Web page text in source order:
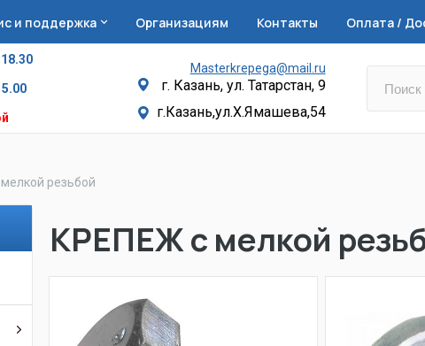
и поддержка Организациям Контакты Оплата /
Masterkrepega@mail.ru
г. Казань, ул. Татарстан, 9
г.Казань,ул.Х.Ямашева,54
резьбой
КРЕПЕЖ с мелкой